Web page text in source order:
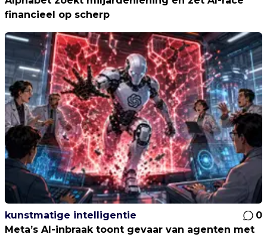
financieel op scherp
kunstmatige intelligentie
0
Meta’s AI-inbraak toont gevaar van agenten met